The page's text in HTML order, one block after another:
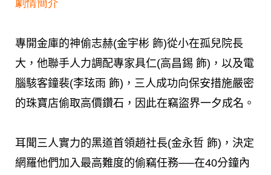
劇情簡介
專開金庫的神偷志赫(金宇彬 飾)從小在孤兒院長
大，他聯手人力調配專家具仁(高昌錫 飾)，以及電
腦駭客鐘裴(李玹雨 飾)，三人成功向保安措施嚴密
的珠寶店偷取高價鑽石，因此在竊盜界一夕成名。
耳聞三人實力的黑道首領趙社長(金永哲 飾)，決定
網羅他們加入最高難度的偷竊任務──在40分鐘內